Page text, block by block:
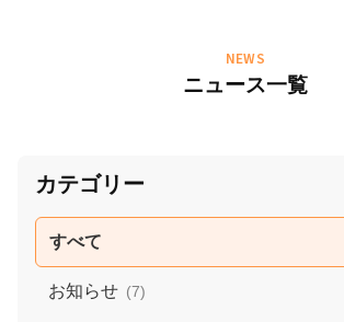
NEWS
ニュース一覧
カテゴリー
すべて
お知らせ (7)